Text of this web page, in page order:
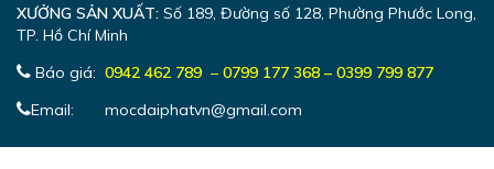
XƯỞNG SẢN XUẤT: Số 189, Đường số 128, Phường Phước Long,
TP. Hồ Chí Minh
Báo giá: 0942 462 789 – 0799 177 368 – 0399 799 877
Email: mocdaiphatvn@gmail.com